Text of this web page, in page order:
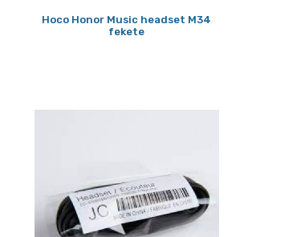
Hoco Honor Music headset M34
fekete